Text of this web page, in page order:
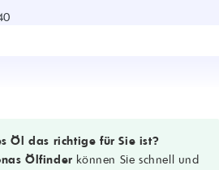
und Dieselmotoren
Schlamm; überlegene
Leistung über das Ölwechselintervall
Öl das richtige für Sie ist?
Ölfinder können Sie schnell und